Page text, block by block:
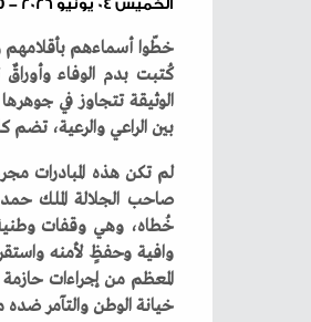
الخميس ٠٤ يونيو ٢٠٢٦ - 02:00
‬بين‭ ‬الراعي‭ ‬والرعية،‭ ‬تضم‭ ‬كل‭ ‬أبناء‭ ‬الوطن‭ ‬الواحد‭.‬
‬خيانة‭ ‬الوطن‭ ‬والتآمر‭ ‬ضده‭ ‬مع‭ ‬أعداء‭ ‬الخارج‭.‬